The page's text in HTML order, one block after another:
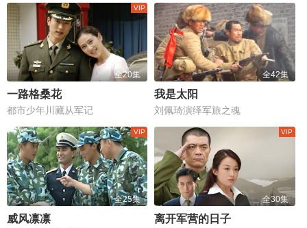
全20集
一路格桑花
都市少年川藏从军记
全42集
我是太阳
刘佩琦演绎军旅之魂
全25集
威风凛凛
全30集
离开军营的日子